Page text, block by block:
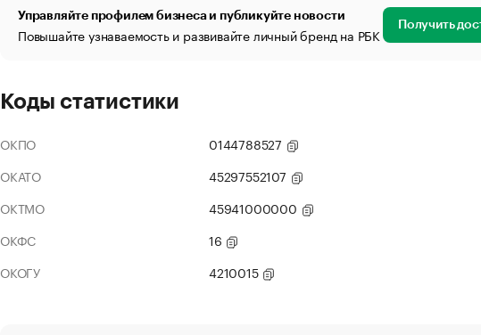
Управляйте профилем бизнеса и публикуйте новости
Повышайте узнаваемость и развивайте личный бренд на РБК Получить
Коды статистики
ОКПО
0144788527
ОКАТО
45297552107
ОКТМО
45941000000
ОКФС
16
ОКОГУ
4210015